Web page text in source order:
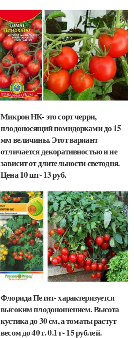
Микрон НК- это сорт черри,
плодоносящий помидорками до 15
мм величины. Этот вариант
отличается декоративностью и не
зависит от длительности светодня.
Цена 10 шт- 13 руб.
Флорида Петит- характеризуется
высоким плодоношением. Высота
кустика до 30 см, а томаты растут
весом до 40 г. 0.1 г- 15 рублей.